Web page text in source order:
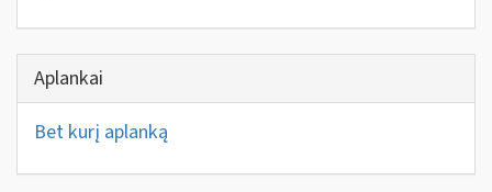
Aplankai
Bet kurį aplanką